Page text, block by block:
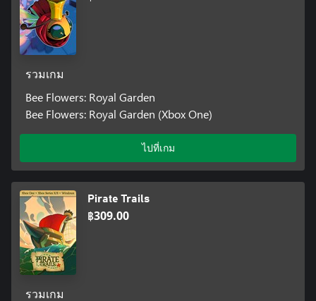
รวมเกม
Bee Flowers: Royal Garden
Bee Flowers: Royal Garden (Xbox One)
ไปที่เกม
Pirate Trails
฿309.00
รวมเกม